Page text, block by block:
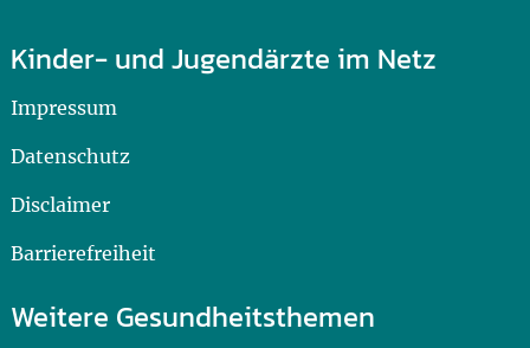
Kinder- und Jugendärzte im Netz
Impressum
Datenschutz
Disclaimer
Barrierefreiheit
Weitere Gesundheitsthemen